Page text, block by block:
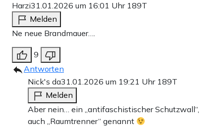
Harzi31.01.2026 um 16:01 Uhr 189T
Melden
Ne neue Brandmauer….
9
Antworten
Nick's da31.01.2026 um 19:21 Uhr 189T
Melden
Aber nein… ein „antifaschistischer Schutzwall“,
auch „Raumtrenner“ genannt